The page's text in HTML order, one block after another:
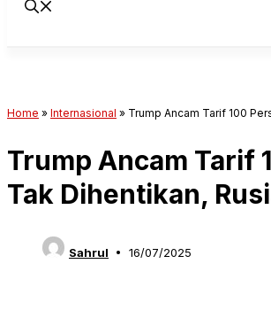
Home » Internasional » Trump Ancam Tarif 100
Trump Ancam Tarif
Tak Dihentikan,
Sahrul 16/07/2025